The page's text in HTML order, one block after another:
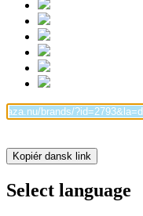
Kopiér dansk link
Select language